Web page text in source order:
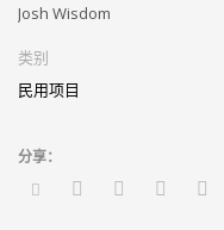
Josh Wisdom
类别
民用项目